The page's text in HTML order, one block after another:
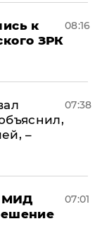
к
ЗРК
08:16
–
07:38
МИД
07:01